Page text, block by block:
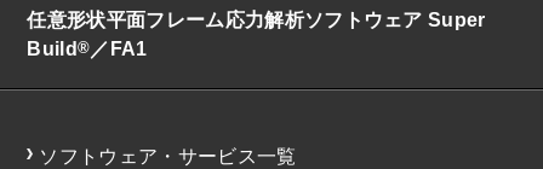
任意形状平面フレーム応力解析ソフトウェア Super
Build® ／FA1
ソフトウェア・サービス一覧